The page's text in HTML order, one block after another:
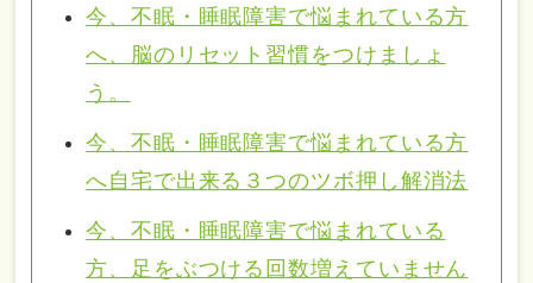
今、不眠・睡眠障害で悩まれている方
へ、脳のリセット習慣をつけましょ
う。
今、不眠・睡眠障害で悩まれている方
へ自宅で出来る３つのツボ押し解消法
今、不眠・睡眠障害で悩まれている
方、足をぶつける回数増えていません